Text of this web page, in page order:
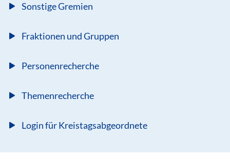
Sonstige Gremien
Fraktionen und Gruppen
Personenrecherche
Themenrecherche
Login für Kreistagsabgeordnete